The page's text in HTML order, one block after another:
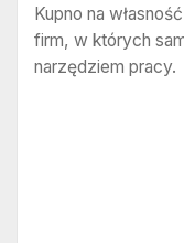
Kupno na
firm, w których
narzędziem pracy.